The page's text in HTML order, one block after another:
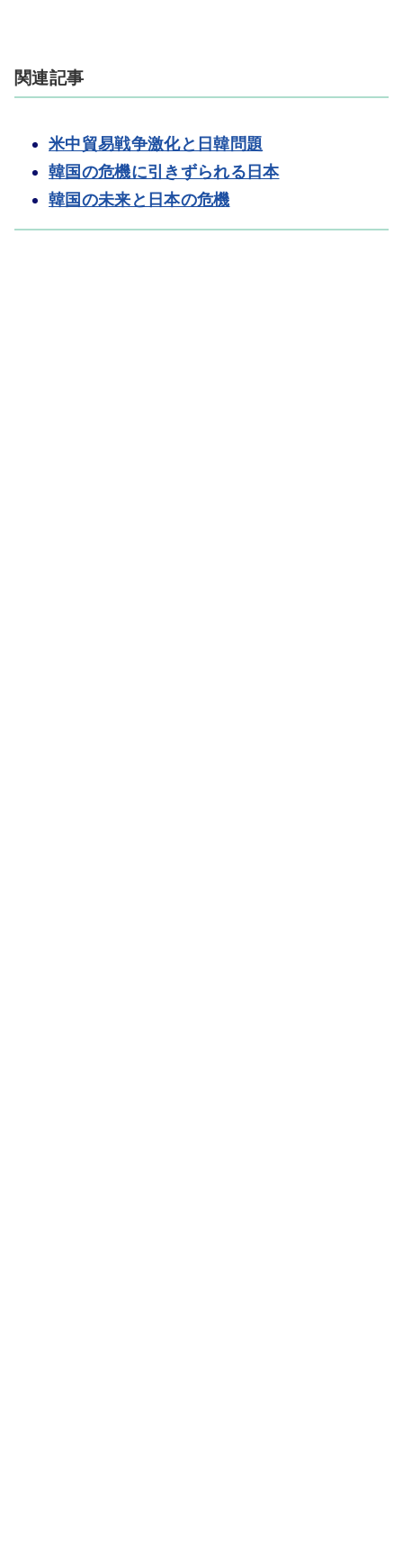
関連記事
米中貿易戦争激化と日韓問題
韓国の危機に引きずられる日本
韓国の未来と日本の危機